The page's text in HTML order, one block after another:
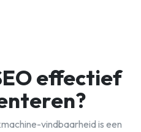
effectief
vindbaarheid is een